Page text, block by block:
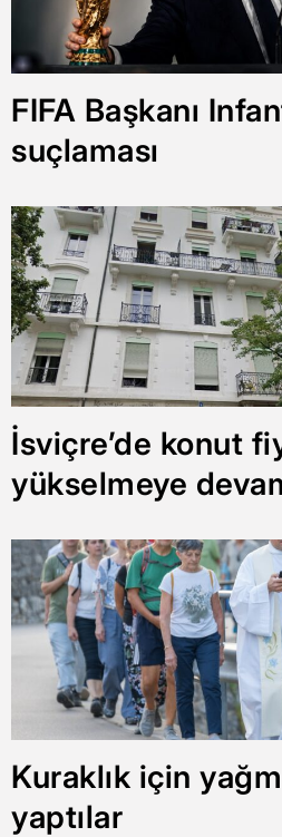
FIFA Başkanı
suçlaması
İsviçre’de konut
yükselmeye
Kuraklık için
yaptılar